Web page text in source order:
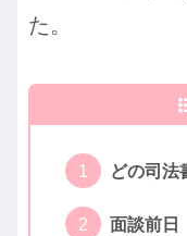
た。
どの司法
面談前日